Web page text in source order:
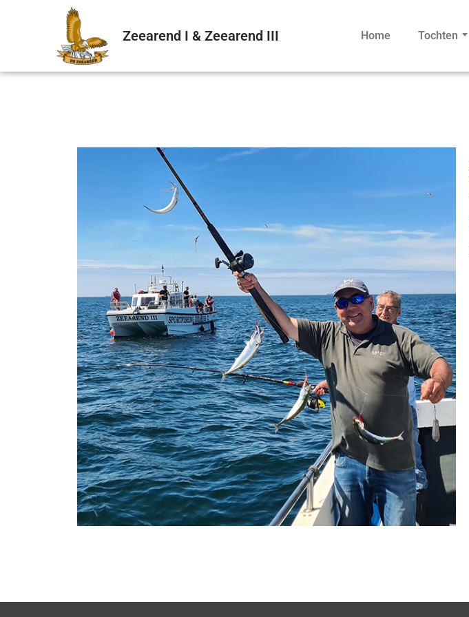
Zeearend I & Zeearend III Home Tochten